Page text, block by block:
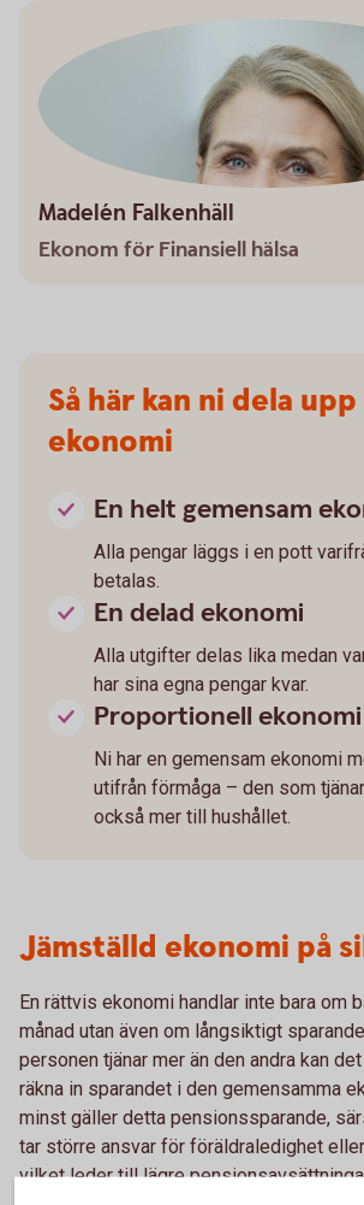
Madelén Falkenhäll
Ekonom för Finansiell hälsa
Så här kan ni dela
ekonomi
En helt gemensam
Alla pengar läggs i en pott
betalas.
En delad ekonomi
Alla utgifter delas lika medan
har sina egna pengar kvar.
Proportionell ekonomi
Ni har en gemensam ekonomi
utifrån förmåga – den som
också mer till hushållet.
Jämställd ekonomi på
En rättvis ekonomi handlar inte bara om
månad utan även om långsiktigt
personen tjänar mer än den andra kan
räkna in sparandet i den gemensamma
minst gäller detta pensionssparande,
tar större ansvar för föräldraledighet
vilket leder till lägre